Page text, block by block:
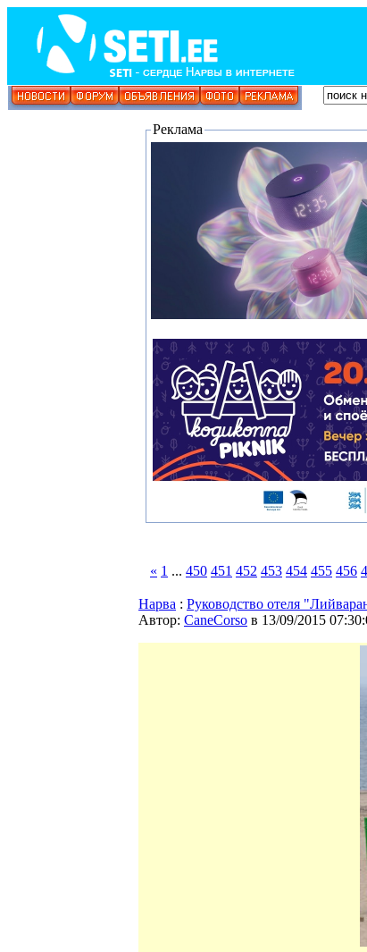
Реклама
« 1 ... 450 451 452 453 454 455 456
Нарва : Руководство отеля
Автор: CaneCorso в 13/09/2015